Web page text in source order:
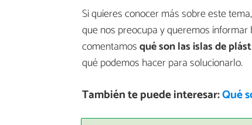
Si quieres conocer más sobre este
que nos preocupa y queremos
comentamosqué son las islas de
qué podemos hacer para solucionarlo.
También te puede interesar:Qué